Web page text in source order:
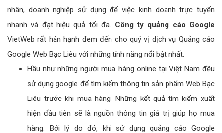
nhân, doanh nghiệp sử dụng để việc kinh doanh trực tuyến
nhanh và đạt hiệu quả tối đa. Công ty quảng cáo Google
VietWeb rất hân hạnh đem đến cho quý vị dịch vụ Quảng cáo
Google Web Bạc Liêu với những tính năng nổi bật nhất.
Hầu như những người mua hàng online tại Việt Nam đều
sử dụng google để tìm kiếm thông tin sản phẩm Web Bạc
Liêu trước khi mua hàng. Những kết quả tìm kiếm xuất
hiện đầu tiên sẽ là nguồn thông tin giá trị giúp họ mua
hàng. Bởi lý do đó, khi sử dụng quảng cáo Google